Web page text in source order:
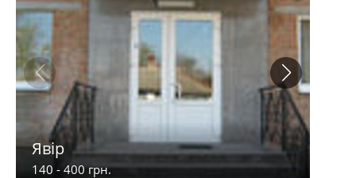
Явір
140 - 400 грн.